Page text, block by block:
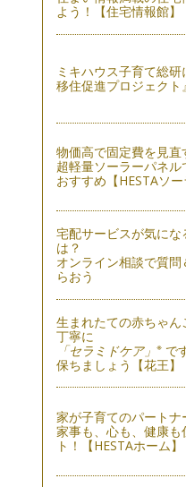
よう！【住宅情報館】
ミキハウス子育て総
移住促進プロジェクト』
物価高で固定費を見直
超軽量ソーラーパネ
おすすめ【HESTAソー
宅配サービスが気に
は？
オンライン相談で質問
らおう
生まれたての赤ちゃ
丁寧に
「セラミドケア」 ※で
保ちましょう【花王】
家が子育てのパートナ
家事も、心も、健康も
ト！【HESTAホーム】